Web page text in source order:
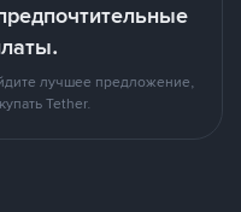
лучшее предложение,
Tether.